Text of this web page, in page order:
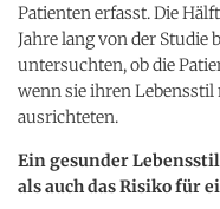
Patienten erfasst. Die
Jahre lang von der Studie
untersuchten, ob die
wenn sie ihren
ausrichteten.
Ein gesunder
als auch das Risiko für